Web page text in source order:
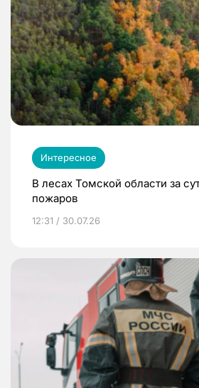
Интересное
В лесах Томской области за
пожаров
12:31 / 30.07.26